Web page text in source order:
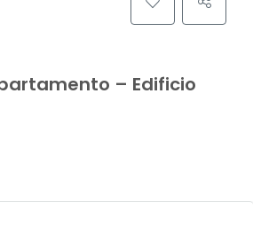
– Edificio